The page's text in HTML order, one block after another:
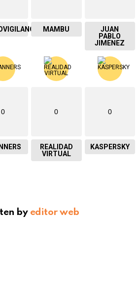
MAMBU
JUAN
PABLO
JIMENEZ
0 0
REALIDAD
VIRTUAL
0
KASPERSKY
by editor web